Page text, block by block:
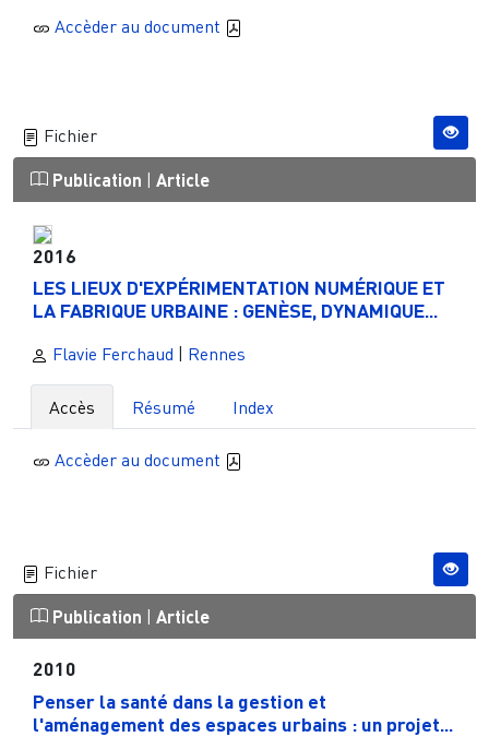
Accèder au document
Fichier
Publication | Article
2016
LES LIEUX D'EXPÉRIMENTATION NUMÉRIQUE ET
LA FABRIQUE URBAINE : GENÈSE, DYNAMIQUE...
Flavie Ferchaud Rennes
Accès Résumé Index
Accèder au document
Fichier
Publication | Article
2010
Penser la santé dans la gestion et
l'aménagement des espaces urbains : un projet...